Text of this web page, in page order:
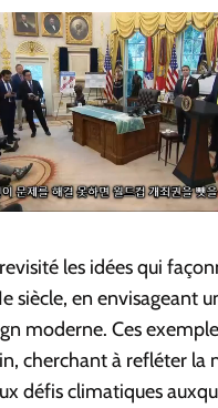
les idées qui
siècle, en envisageant
moderne. Ces
cherchant à refléter la
défis climatiques